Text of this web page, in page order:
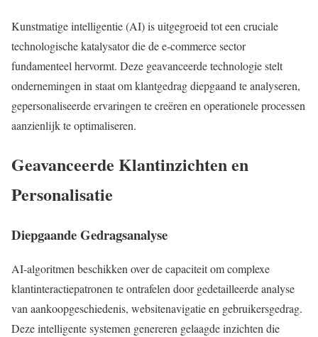
Kunstmatige intelligentie (AI) is uitgegroeid tot een cruciale
technologische katalysator die de e-commerce sector
fundamenteel hervormt. Deze geavanceerde technologie stelt
ondernemingen in staat om klantgedrag diepgaand te analyseren,
gepersonaliseerde ervaringen te creëren en operationele processen
aanzienlijk te optimaliseren.
Geavanceerde Klantinzichten en
Personalisatie
Diepgaande Gedragsanalyse
AI-algoritmen beschikken over de capaciteit om complexe
klantinteractiepatronen te ontrafelen door gedetailleerde analyse
van aankoopgeschiedenis, websitenavigatie en gebruikersgedrag.
Deze intelligente systemen genereren gelaagde inzichten die